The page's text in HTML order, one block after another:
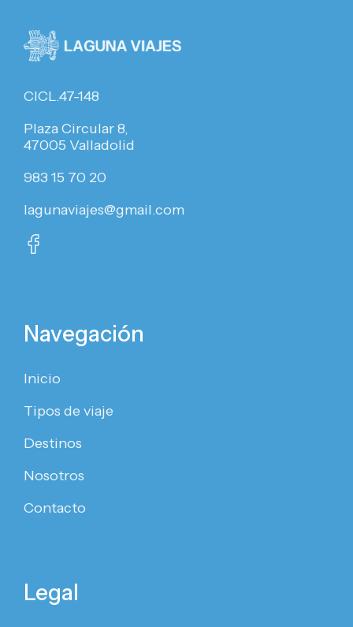
CICL.47-148
Plaza Circular 8,
47005 Valladolid
983 15 70 20
lagunaviajes@gmail.com
Navegación
Inicio
Tipos de viaje
Destinos
Nosotros
Contacto
Legal